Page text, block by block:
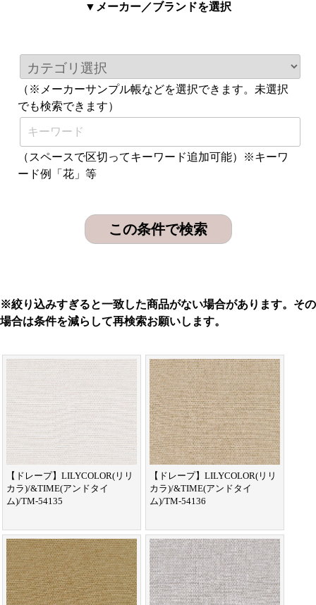
▼メーカー／ブランドを選択
（※メーカーサンプル帳などを選択できます。未選択
でも検索できます）
（スペースで区切ってキーワード追加可能）※キーワ
ード例「花」等
※絞り込みすぎると一致した商品がない場合があります。その
場合は条件を減らして再検索お願いします。
【ドレープ】LILYCOLOR(リリ
カラ)/&TIME(アンドタイ
ム)/TM-54135
【ドレープ】LILYCOLOR(リリ
カラ)/&TIME(アンドタイ
ム)/TM-54136